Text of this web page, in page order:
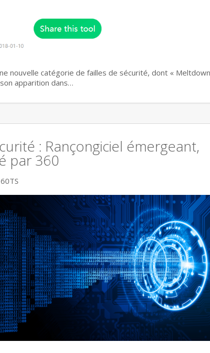
nouvelle catégorie de failles de sécurité, dont « Meltdown
apparition dans…
: Rançongiciel émergeant,
par 360